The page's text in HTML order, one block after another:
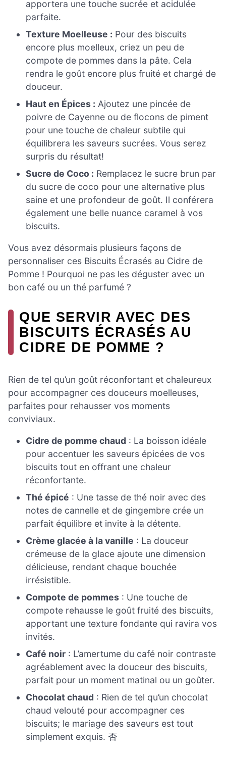
apportera une touche sucrée et acidulée
parfaite.
Texture Moelleuse : Pour des biscuits
encore plus moelleux, criez un peu de
compote de pommes dans la pâte. Cela
rendra le goût encore plus fruité et chargé de
douceur.
Haut en Épices : Ajoutez une pincée de
poivre de Cayenne ou de flocons de piment
pour une touche de chaleur subtile qui
équilibrera les saveurs sucrées. Vous serez
surpris du résultat!
Sucre de Coco : Remplacez le sucre brun par
du sucre de coco pour une alternative plus
saine et une profondeur de goût. Il conférera
également une belle nuance caramel à vos
biscuits.
Vous avez désormais plusieurs façons de
personnaliser ces Biscuits Écrasés au Cidre de
Pomme ! Pourquoi ne pas les déguster avec un
bon café ou un thé parfumé ?
QUE SERVIR AVEC DES
BISCUITS ÉCRASÉS AU
CIDRE DE POMME ?
Rien de tel qu’un goût réconfortant et chaleureux
pour accompagner ces douceurs moelleuses,
parfaites pour rehausser vos moments
conviviaux.
Cidre de pomme chaud : La boisson idéale
pour accentuer les saveurs épicées de vos
biscuits tout en offrant une chaleur
réconfortante.
Thé épicé : Une tasse de thé noir avec des
notes de cannelle et de gingembre crée un
parfait équilibre et invite à la détente.
Crème glacée à la vanille : La douceur
crémeuse de la glace ajoute une dimension
délicieuse, rendant chaque bouchée
irrésistible.
Compote de pommes : Une touche de
compote rehausse le goût fruité des biscuits,
apportant une texture fondante qui ravira vos
invités.
Café noir : L’amertume du café noir contraste
agréablement avec la douceur des biscuits,
parfait pour un moment matinal ou un goûter.
Chocolat chaud : Rien de tel qu’un chocolat
chaud velouté pour accompagner ces
biscuits; le mariage des saveurs est tout
simplement exquis. 否